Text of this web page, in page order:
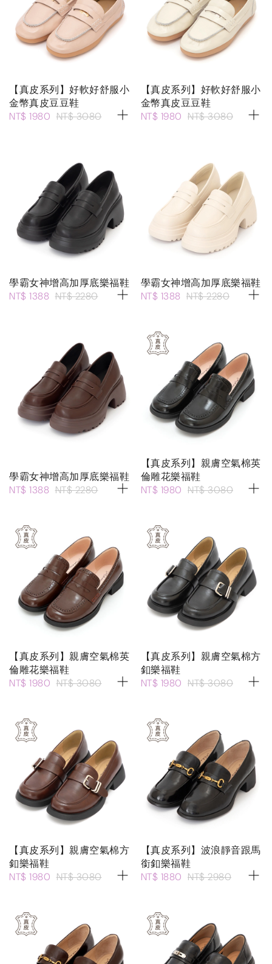
【真皮系列】好軟好舒服小
金幣真皮豆豆鞋
NT$ 1980 NT$ 3080
【真皮系列】好軟好舒服小
金幣真皮豆豆鞋
NT$ 1980 NT$ 3080
學霸女神增高加厚底樂福鞋
NT$ 1388 NT$ 2280
學霸女神增高加厚底樂福鞋
NT$ 1388 NT$ 2280
學霸女神增高加厚底樂福鞋
NT$ 1388 NT$ 2280
【真皮系列】親膚空氣棉英
倫雕花樂福鞋
NT$ 1980 NT$ 3080
【真皮系列】親膚空氣棉英
倫雕花樂福鞋
NT$ 1980 NT$ 3080
【真皮系列】親膚空氣棉方
釦樂福鞋
NT$ 1980 NT$ 3080
【真皮系列】親膚空氣棉方
釦樂福鞋
NT$ 1980 NT$ 3080
【真皮系列】波浪靜音跟馬
銜釦樂福鞋
NT$ 1880 NT$ 2980